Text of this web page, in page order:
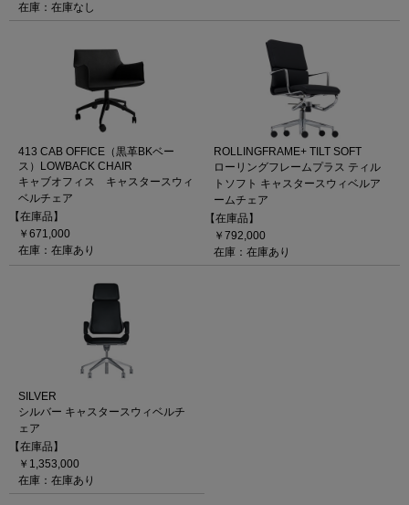
在庫：在庫なし
413 CAB OFFICE（黒革BKベー
ス）LOWBACK CHAIR
キャブオフィス キャスタースウィ
ベルチェア
【在庫品】
￥671,000
在庫：在庫あり
ROLLINGFRAME+ TILT SOFT
ローリングフレームプラス ティル
トソフト キャスタースウィベルア
ームチェア
【在庫品】
￥792,000
在庫：在庫あり
SILVER
シルバー キャスタースウィベルチ
ェア
【在庫品】
￥1,353,000
在庫：在庫あり